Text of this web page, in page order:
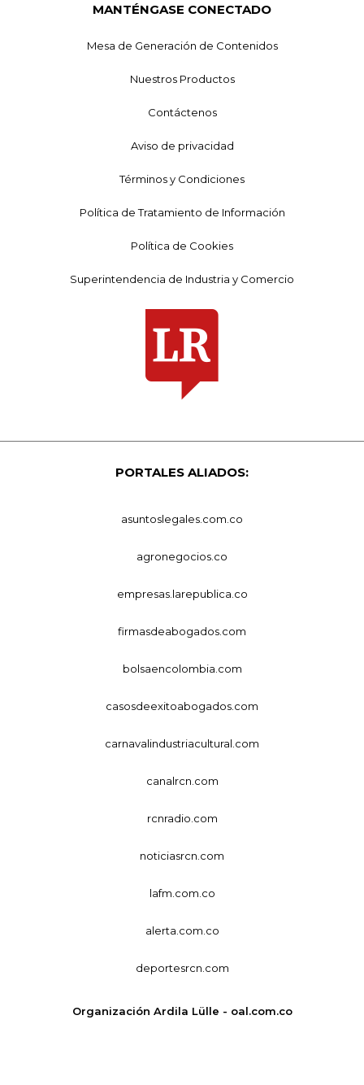
MANTÉNGASE CONECTADO
Mesa de Generación de Contenidos
Nuestros Productos
Contáctenos
Aviso de privacidad
Términos y Condiciones
Política de Tratamiento de Información
Política de Cookies
Superintendencia de Industria y Comercio
PORTALES ALIADOS:
asuntoslegales.com.co
agronegocios.co
empresas.larepublica.co
firmasdeabogados.com
bolsaencolombia.com
casosdeexitoabogados.com
carnavalindustriacultural.com
canalrcn.com
rcnradio.com
noticiasrcn.com
lafm.com.co
alerta.com.co
deportesrcn.com
Organización Ardila Lülle - oal.com.co